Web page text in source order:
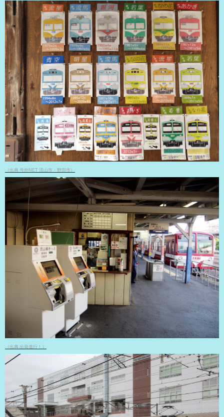
（出典 号外NET 流山市・野田市）
（出典 出発進行！）